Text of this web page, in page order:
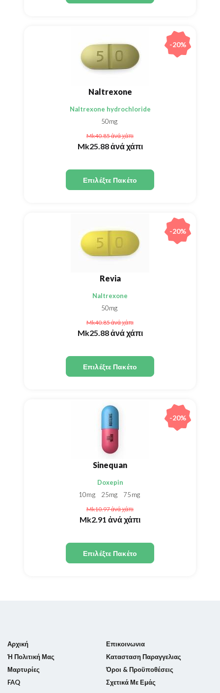
Naltrexone
Naltrexone hydrochloride
50mg
Mk40.85ἀνά χάπι
Mk25.88ἀνά χάπι
Επιλέξτε Πακέτο
-20%
Revia
Naltrexone
50mg
Mk40.85ἀνά χάπι
Mk25.88ἀνά χάπι
Επιλέξτε Πακέτο
-20%
Sinequan
Doxepin
10mg
25mg 75mg
Mk10.97ἀνά χάπι
Mk2.91 ἀνά χάπι
Επιλέξτε Πακέτο
-20%
Αρχική
Επικοινωνια
Ἡ Πολιτική Μας
Κατασταση Παραγγελιας
Μαρτυρίες
Όροι & Προϋποθέσεις
FAQ
Σχετικά Με Εμάς